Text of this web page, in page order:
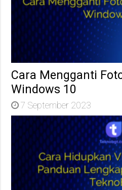
Cara Mengganti
Windows 10
7 September 2023